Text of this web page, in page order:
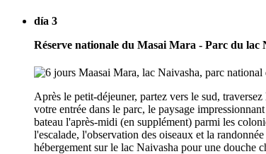
día 3
Réserve nationale du Masai Mara - Parc du lac
Après le petit-déjeuner, partez vers le sud,
votre entrée dans le parc, le paysage
bateau l'après-midi (en supplément) parmi les
l'escalade, l'observation des oiseaux et la
hébergement sur le lac Naivasha pour une douche